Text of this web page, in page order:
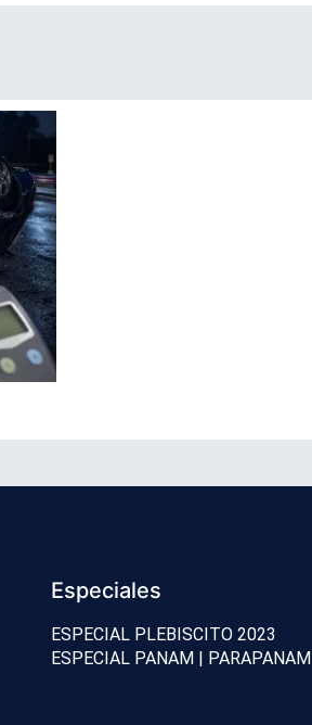
Especiales
ESPECIAL PLEBISCITO 2023
ESPECIAL PANAM | PARAPANAM